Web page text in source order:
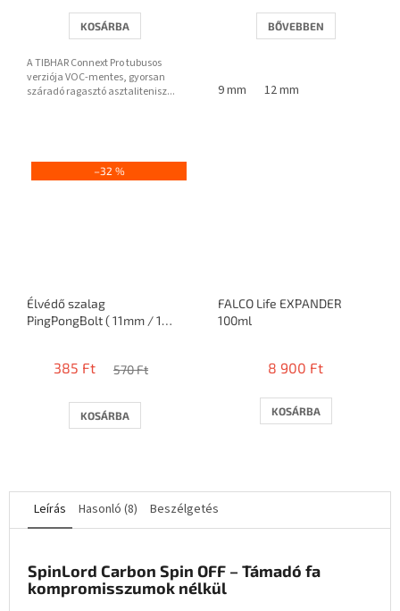
KOSÁRBA
A TIBHAR Connext Pro tubusos
verziója VOC-mentes, gyorsan
száradó ragasztó asztalitenisz...
BŐVEBBEN
9 mm 12 mm
–32 %
Élvédő szalag
PingPongBolt ( 11mm / 1
385 Ft 570 Ft
KOSÁRBA
FALCO Life EXPANDER
100ml
8 900 Ft
KOSÁRBA
Leírás Hasonló (8) Beszélgetés
SpinLord Carbon Spin OFF – Támadó fa
kompromisszumok nélkül